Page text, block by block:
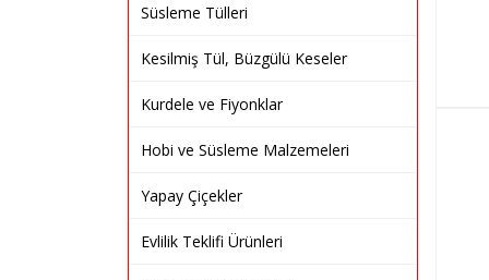
Süsleme Tülleri
Kesilmiş Tül, Büzgülü Keseler
Kurdele ve Fiyonklar
Hobi ve Süsleme Malzemeleri
Yapay Çiçekler
Evlilik Teklifi Ürünleri